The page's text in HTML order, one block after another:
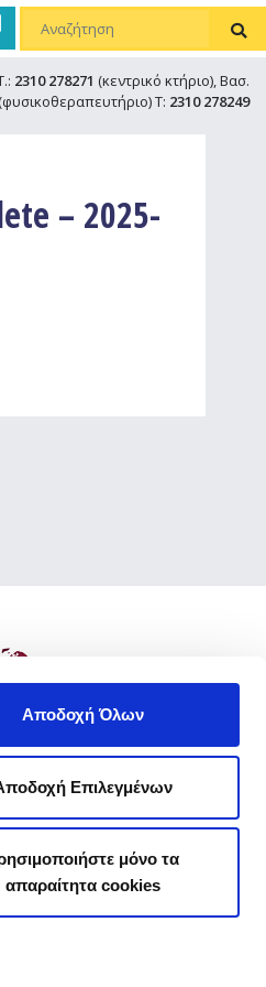
Αποδοχή Όλων
Επιλεγμένων
μόνο τα
απαραίτητα cookies
2310 278271 (κεντρικό κτήριο), Βασ.
Τ: 2310 278249
– 2025-